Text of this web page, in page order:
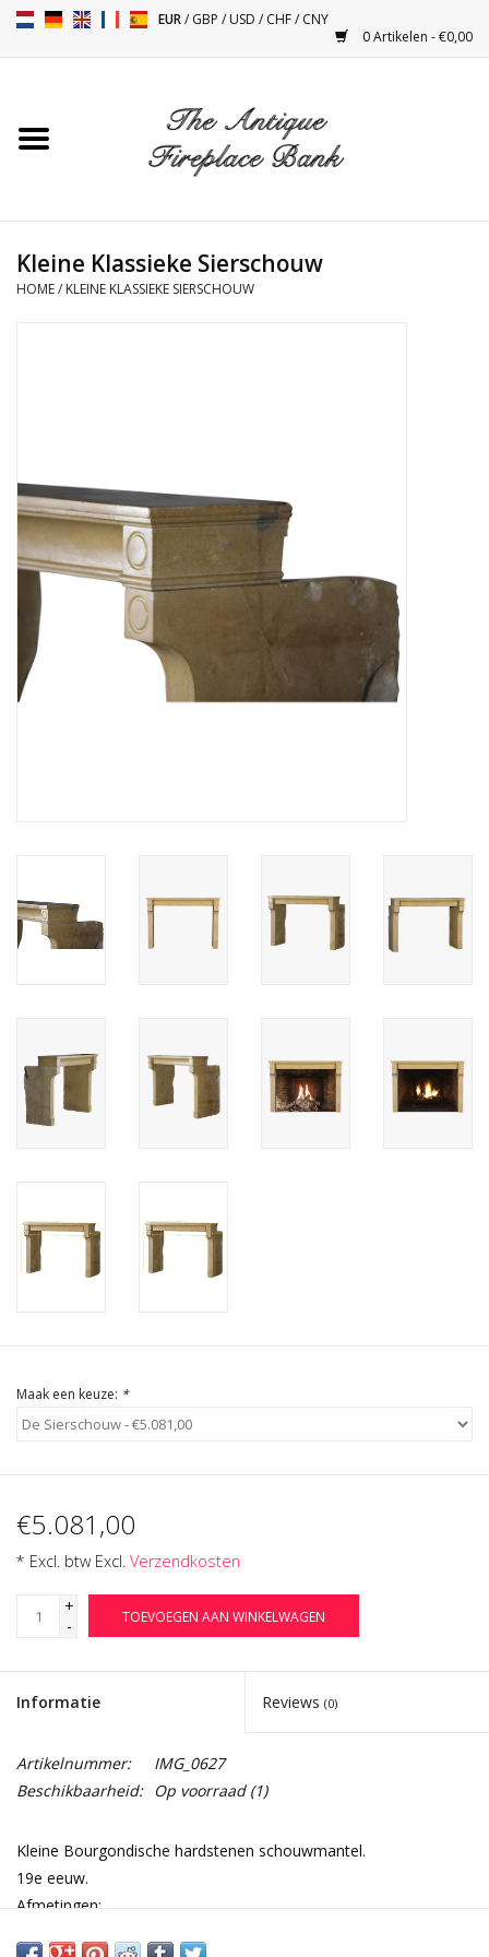
EUR/GBP /USD /CHF/CNY
0 Artikelen - €0,00
Toebehoren
Decoratieve Outdoor
Objecten
Vloeren - Steen, Terra Cotta
& Marmer
Outlet
Login
Kleine Klassieke Sierschouw
HOME/ KLEINE KLASSIEKE SIERSCHOUW
Maak een keuze: *
€5.081,00
* Excl. btw Excl. Verzendkosten
+
-
TOEVOEGEN AAN WINKELWAGEN
Informatie Reviews (0)
Artikelnummer:
IMG_0627
Beschikbaarheid: Op voorraad(1)
Kleine Bourgondische hardstenen schouwmantel.
19e eeuw.
Afmetingen: